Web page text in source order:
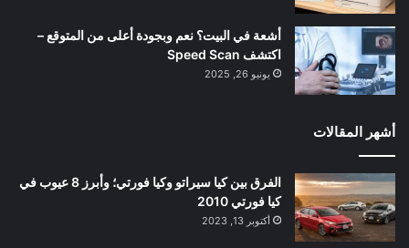
أشعة في البيت؟ نعم وبجودة أعلى من المتوقع –
اكتشف Speed Scan
يونيو 26, 2025
أشهر المقالات
الفرق بين كيا سيراتو وكيا فورتي؛ وأبرز 8 عيوب في
كيا فورتي 2010
أكتوبر 13, 2023